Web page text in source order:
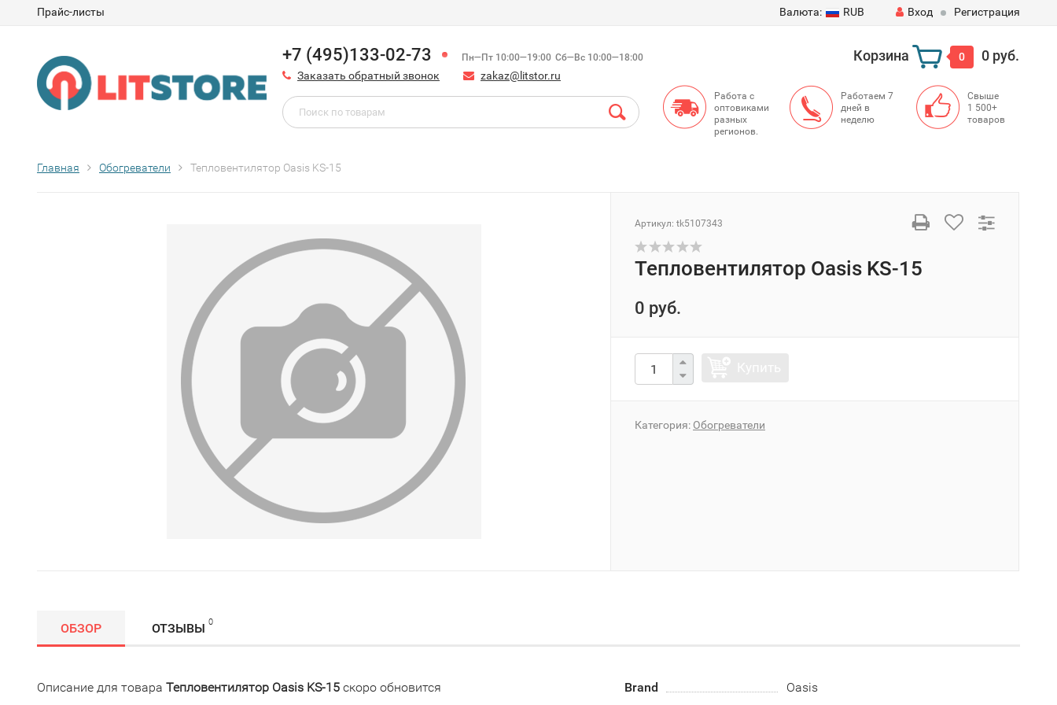
Прайс-листы Валюта: RUB Вход Регистрация
+7 (495)133-02-73 Пн—Пт 10:00—19:00 Сб—Вс 10:00—18:00
Заказать обратный звонок zakaz@litstor.ru
Корзина 0 0 руб.
Работа с
оптовиками
разных
регионов.
Работаем 7
дней в
неделю
Свыше
1 500+
товаров
Главная Обогреватели Тепловентилятор Oasis KS-15
Артикул: tk5107343
Тепловентилятор Oasis KS-15
0 руб.
Категория: Обогреватели
ОБЗОР ОТЗЫВЫ 0
Описание для товара Тепловентилятор Oasis KS-15 скоро обновится Brand Oasis